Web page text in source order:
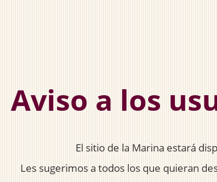
Aviso a los
El sitio de la Marina estará
Les sugerimos a todos los que quieran